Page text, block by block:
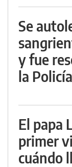
Se
y fue
la Policía
El papa
primer
cuándo